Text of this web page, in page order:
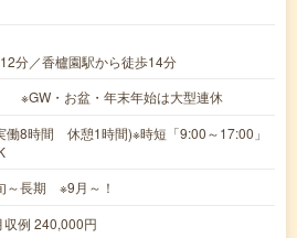
分／香櫨園駅から徒歩14分
※GW・お盆・年末年始は大型連休
働8時間 休憩1時間)※時短「9:00～17:00」
～長期 ※9月～！
例 240,000円